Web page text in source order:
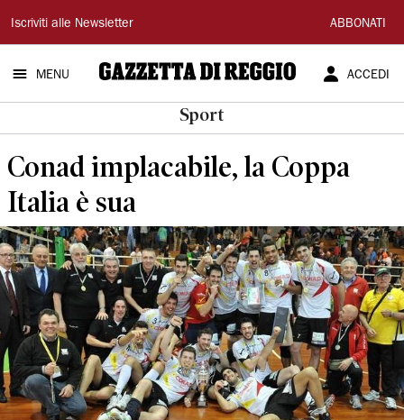
Gazzetta
di
Reggio
Iscriviti alle Newsletter ABBONATI
MENU ACCEDI
Sport
Conad implacabile, la Coppa
Italia è sua